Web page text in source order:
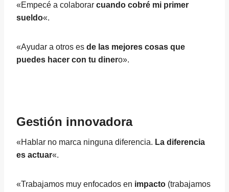
«Empecé a colaborar cuando cobré mi primer
sueldo«.
«Ayudar a otros es de las mejores cosas que
puedes hacer con tu dinero».
Gestión innovadora
«Hablar no marca ninguna diferencia. La diferencia
es actuar«.
«Trabajamos muy enfocados en impacto (trabajamos